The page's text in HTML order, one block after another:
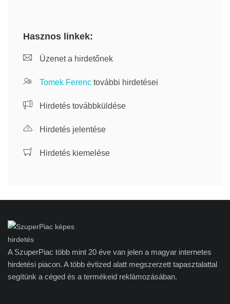
Hasznos linkek:
Üzenet a hirdetőnek
Tomek Ferenc további hirdetései
Hirdetés továbbküldése
Hirdetés jelentése
Hirdetés kiemelése
A SzuperPiac több mint 20 éve van jelen a magyar internetes
hirdetési piacon. A több évtized alatt megszerzett tapasztalattal
segítünk a céged és a termékeid reklámozásában.